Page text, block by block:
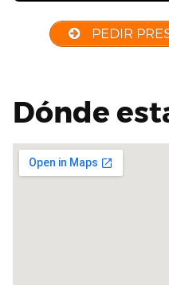
PEDIR
Dónde